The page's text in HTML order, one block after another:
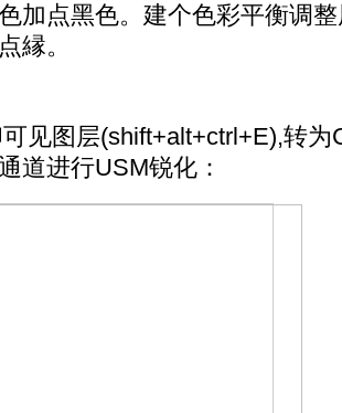
加点黑色。建个色彩平衡调
縁。
见图层(shift+alt+ctrl+E),转
道进行USM锐化：